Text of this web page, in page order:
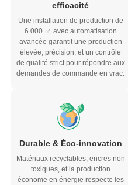
efficacité
Une installation de production de
6 000 ㎡ avec automatisation
avancée garantit une production
élevée, précision, et un contrôle
de qualité strict pour répondre aux
demandes de commande en vrac.
Durable & Éco-innovation
Matériaux recyclables, encres non
toxiques, et la production
économe en énergie respecte les